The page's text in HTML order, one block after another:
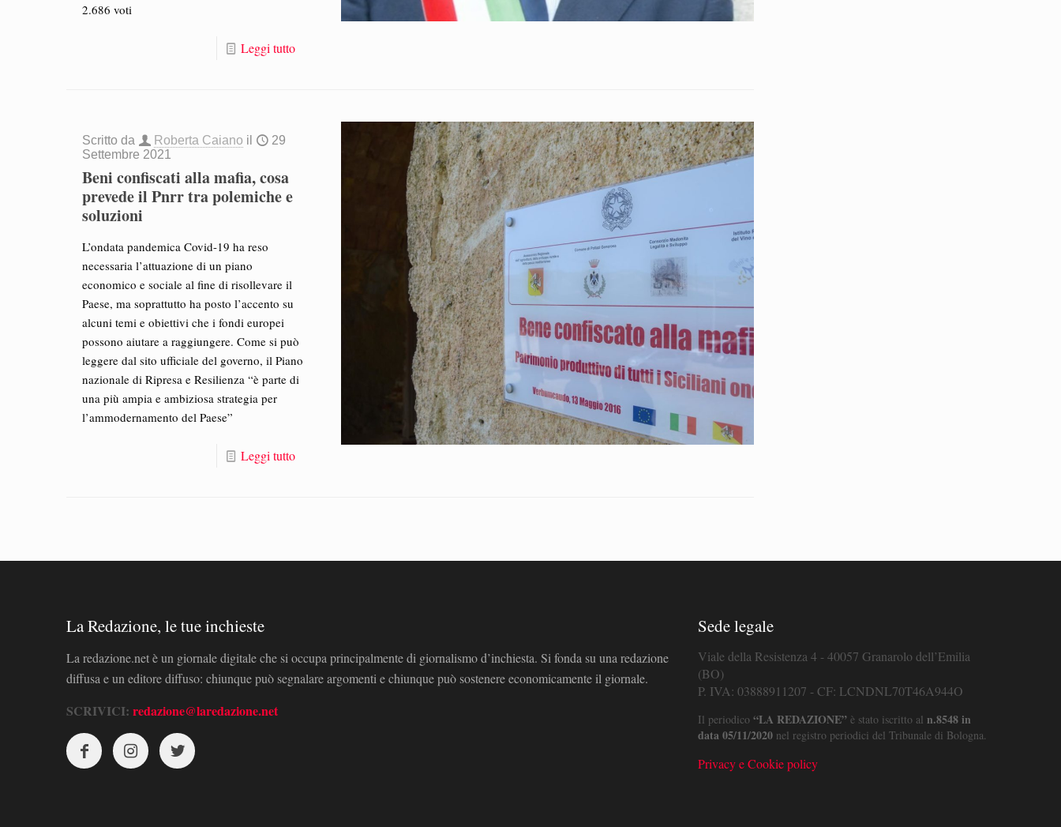
2.686 voti
Leggi tutto
Scritto da Roberta Caiano il
29
Settembre 2021
Beni confiscati alla mafia, cosa
prevede il Pnrr tra polemiche e
soluzioni
L’ondata pandemica Covid-19 ha reso
necessaria l’attuazione di un piano
economico e sociale al fine di risollevare il
Paese, ma soprattutto ha posto l’accento su
alcuni temi e obiettivi che i fondi europei
possono aiutare a raggiungere. Come si può
leggere dal sito ufficiale del governo, il Piano
nazionale di Ripresa e Resilienza “è parte di
una più ampia e ambiziosa strategia per
l’ammodernamento del Paese”
Leggi tutto
La Redazione, le tue inchieste
La redazione.net è un giornale digitale che si occupa principalmente di giornalismo d’inchiesta. Si fonda su una redazione
diffusa e un editore diffuso: chiunque può segnalare argomenti e chiunque può sostenere economicamente il giornale.
SCRIVICI: redazione@laredazione.net
Sede legale
Viale della Resistenza 4 - 40057 Granarolo dell’Emilia
(BO)
P. IVA: 03888911207 - CF: LCNDNL70T46A944O
Il periodico “LA REDAZIONE”è stato iscritto al n.8548 in
data 05/11/2020nel registro periodici del Tribunale di Bologna.
Privacy e Cookie policy